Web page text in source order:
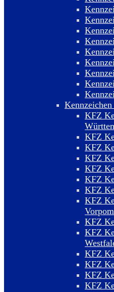
KFZ
KFZ
KFZ
KFZ
KFZ
KFZ
KFZ
KFZ
KFZ
KFZ
KFZ
KFZ
KFZ
KFZ